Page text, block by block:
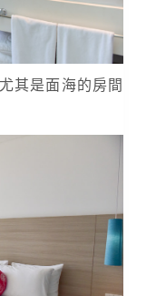
其是面海的房間